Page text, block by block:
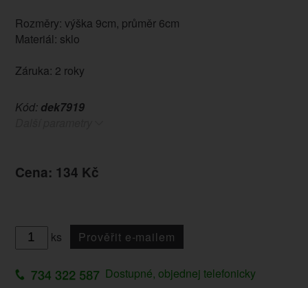
Rozměry: výška 9cm, průměr 6cm
Materiál: sklo
Záruka: 2 roky
Kód: dek7919
Cena: 134 Kč
ks Prověřit e-mailem
Dostupné, objednej telefonicky